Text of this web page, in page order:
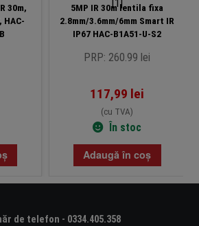
30m,
HAC-
5MP IR 30m lentila fixa
2.8mm/3.6mm/6mm Smart IR
IP67 HAC-B1A51-U-S2
PRP: 260.99 lei
117,99 lei
(cu TVA)
În stoc
Adaugă în coș
de telefon - 0334.405.358